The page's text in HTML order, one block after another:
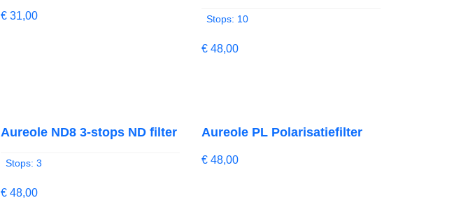
€ 31,00 Stops: 10
€ 48,00
Aureole ND8 3-stops ND filter
Stops: 3
€ 48,00
Aureole PL Polarisatiefilter
€ 48,00